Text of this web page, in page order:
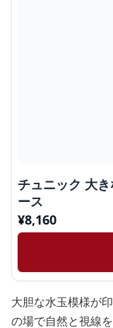
チュニック 大
ース
¥8,160
大胆な水玉模様が
の場で自然と視線